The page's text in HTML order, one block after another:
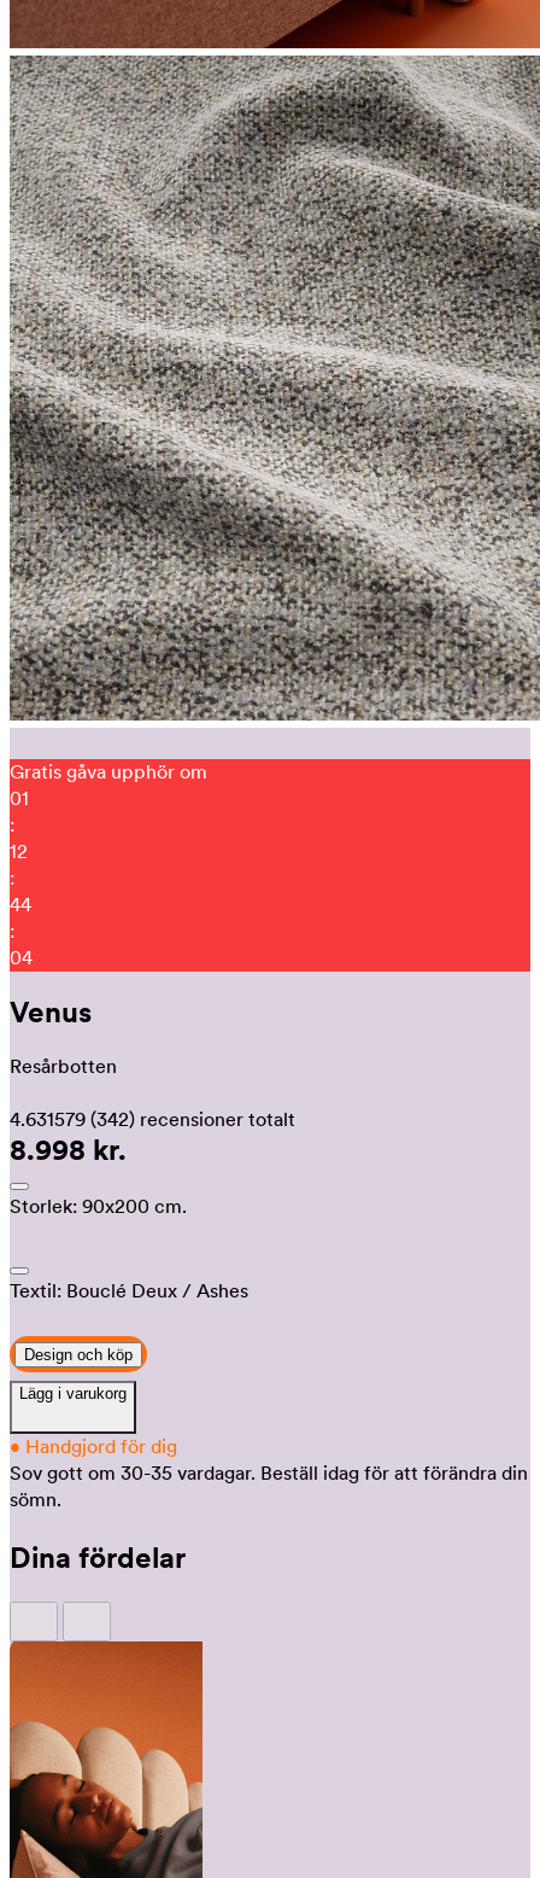
Gratis gåva upphör om
01
:
12
:
43
:
58
Venus
Resårbotten
4.631579 (342) recensioner totalt
8.998 kr.
Storlek: 90x200 cm.
Textil: Bouclé Deux / Ashes
Design och köp
Lägg i varukorg
• Handgjord för dig
Sov gott om 30-35 vardagar. Beställ idag för att förändra din
sömn.
Dina fördelar